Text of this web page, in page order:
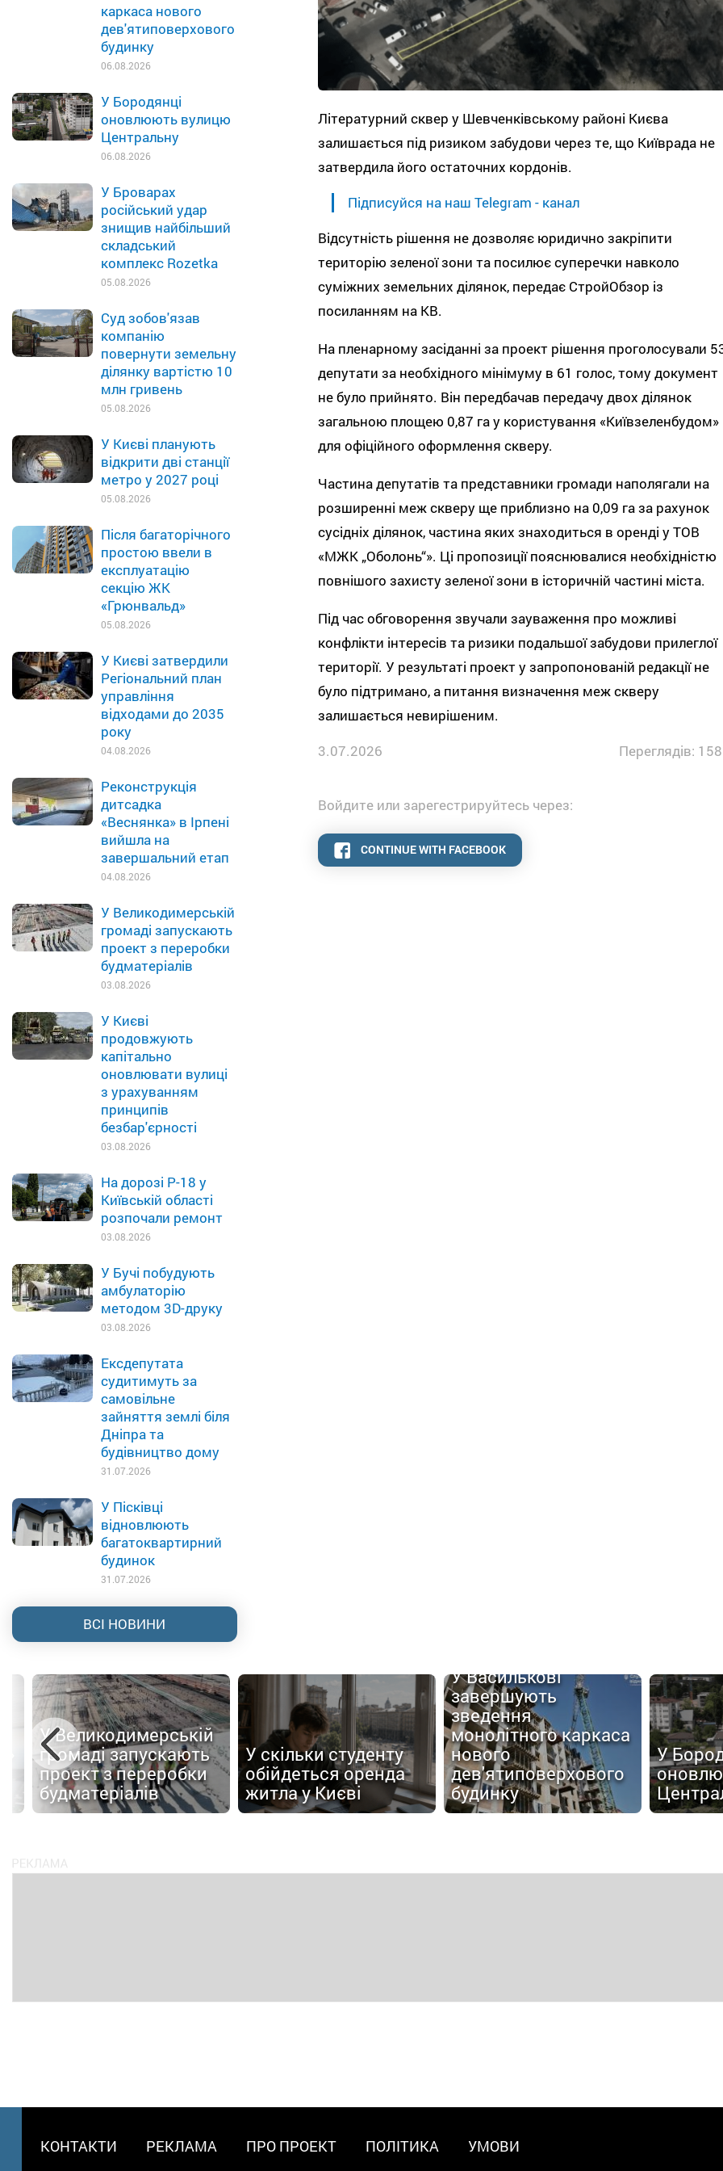
каркаса нового
дев'ятиповерхового
будинку
06.08.2026
У Бородянці
оновлюють вулицю
Центральну
06.08.2026
У Броварах
російський удар
знищив найбільший
складський
комплекс Rozetka
05.08.2026
Суд зобов'язав
компанію
повернути земельну
ділянку вартістю 10
млн гривень
05.08.2026
У Києві планують
відкрити дві станції
метро у 2027 році
05.08.2026
Після багаторічного
простою ввели в
експлуатацію
секцію ЖК
«Грюнвальд»
05.08.2026
У Києві затвердили
Регіональний план
управління
відходами до 2035
року
04.08.2026
Реконструкція
дитсадка
«Веснянка» в Ірпені
вийшла на
завершальний етап
04.08.2026
У Великодимерській
громаді запускають
проект з переробки
будматеріалів
03.08.2026
У Києві
продовжують
капітально
оновлювати вулиці
з урахуванням
принципів
безбар'єрності
03.08.2026
На дорозі Р-18 у
Київській області
розпочали ремонт
03.08.2026
У Бучі побудують
амбулаторію
методом 3D-друку
03.08.2026
Ексдепутата
судитимуть за
самовільне
зайняття землі біля
Дніпра та
будівництво дому
31.07.2026
У Пісківці
відновлюють
багатоквартирний
будинок
31.07.2026
ВСІ НОВИНИ
Літературний сквер у Шевченківському районі Києва
залишається під ризиком забудови через те, що Київрада не
затвердила його остаточних кордонів.
Підписуйся на наш Telegram - канал
Відсутність рішення не дозволяє юридично закріпити
територію зеленої зони та посилює суперечки навколо
суміжних земельних ділянок, передає СтройОбзор із
посиланням на КВ.
На пленарному засіданні за проект рішення проголосували
депутати за необхідного мінімуму в 61 голос, тому документ
не було прийнято. Він передбачав передачу двох ділянок
загальною площею 0,87 га у користування «Київзеленбудом»
для офіційного оформлення скверу.
Частина депутатів та представники громади наполягали на
розширенні меж скверу ще приблизно на 0,09 га за рахунок
сусідніх ділянок, частина яких знаходиться в оренді у ТОВ
«МЖК „Оболонь“». Ці пропозиції пояснювалися необхідністю
повнішого захисту зеленої зони в історичній частині міста.
Під час обговорення звучали зауваження про можливі
конфлікти інтересів та ризики подальшої забудови прилеглої
території. У результаті проект у запропонованій редакції не
було підтримано, а питання визначення меж скверу
залишається невирішеним.
3.07.2026
Переглядів:
Войдите или зарегестрируйтесь через:
CONTINUE WITH FACEBOOK
У Великодимерській
громаді запускають
проект з переробки
будматеріалів
У скільки студенту
обійдеться оренда
житла у Києві
У Василькові
завершують
зведення
монолітного каркаса
нового
дев'ятиповерхового
будинку
У
МЕНЮ
КОНТАКТИ РЕКЛАМА ПРО ПРОЕКТ ПОЛІТИКА УМОВИ